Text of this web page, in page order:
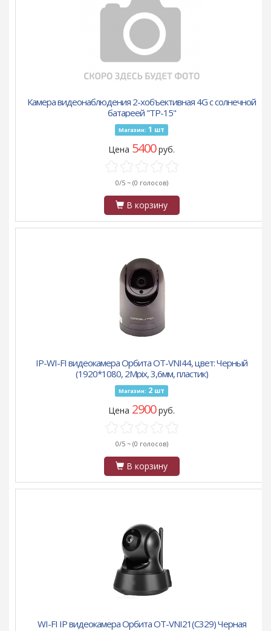
Камера видеонаблюдения 2-хобъективная 4G с солнечной
батареей "TP-15"
Магазин: 1 шт
Цена 5400руб.
0/5 ~ (0 голосов)
В корзину
IP-WI-FI видеокамера Орбита OT-VNI44, цвет: Черный
(1920*1080, 2Mpix, 3,6мм, пластик)
Магазин: 2 шт
Цена 2900руб.
0/5 ~ (0 голосов)
В корзину
WI-FI IP видеокамера Орбита OT-VNI21(С329) Черная